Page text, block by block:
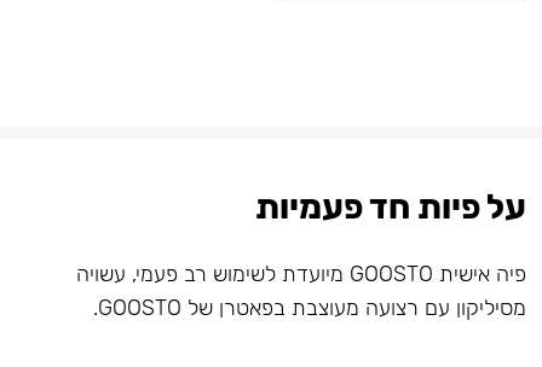
על פיות חד פעמיות
פיה אישית GOOSTO מיועדת לשימוש רב פעמי, עשויה
מסיליקון עם רצועה מעוצבת בפאטרן של GOOSTO.